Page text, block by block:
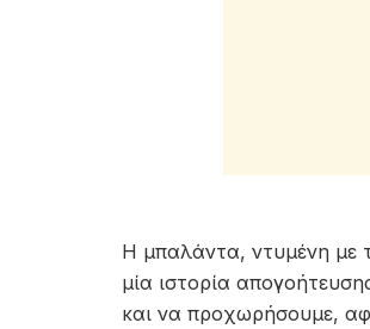
Η μπαλάντα, ντυμένη με
μία ιστορία
και να προχωρήσουμε,